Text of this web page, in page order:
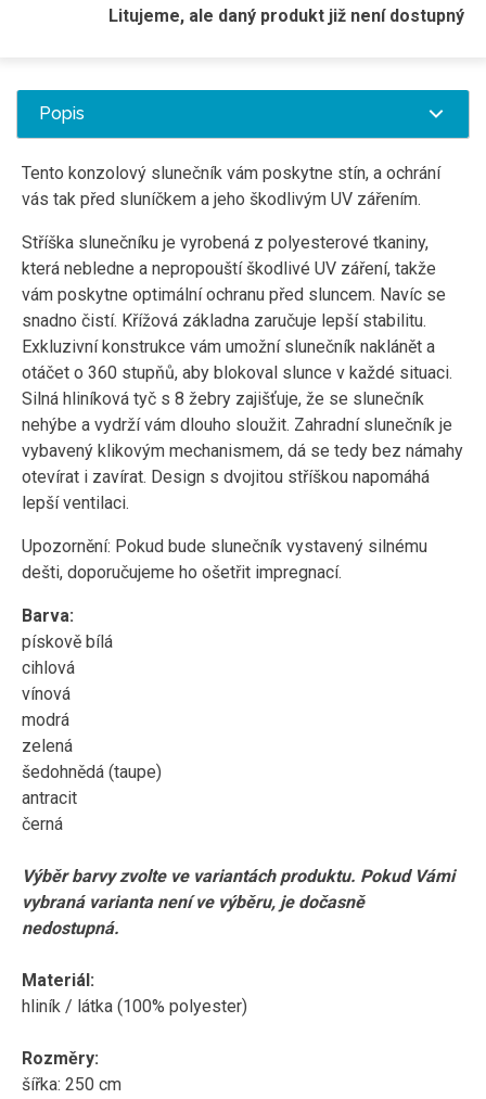
Litujeme, ale daný produkt již není dostupný
Popis
Tento konzolový slunečník vám poskytne stín, a ochrání
vás tak před sluníčkem a jeho škodlivým UV zářením.
Stříška slunečníku je vyrobená z polyesterové tkaniny,
která nebledne a nepropouští škodlivé UV záření, takže
vám poskytne optimální ochranu před sluncem. Navíc se
snadno čistí. Křížová základna zaručuje lepší stabilitu.
Exkluzivní konstrukce vám umožní slunečník naklánět a
otáčet o 360 stupňů, aby blokoval slunce v každé situaci.
Silná hliníková tyč s 8 žebry zajišťuje, že se slunečník
nehýbe a vydrží vám dlouho sloužit. Zahradní slunečník je
vybavený klikovým mechanismem, dá se tedy bez námahy
otevírat i zavírat. Design s dvojitou stříškou napomáhá
lepší ventilaci.
Upozornění: Pokud bude slunečník vystavený silnému
dešti, doporučujeme ho ošetřit impregnací.
Barva:
pískově bílá
cihlová
vínová
modrá
zelená
šedohnědá (taupe)
antracit
černá
Výběr barvy zvolte ve variantách produktu. Pokud Vámi
vybraná varianta není ve výběru, je dočasně
nedostupná.
Materiál:
hliník / látka (100% polyester)
Rozměry:
šířka: 250 cm